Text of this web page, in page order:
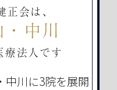
会は、
中川
療法人です
中川に3院を展開